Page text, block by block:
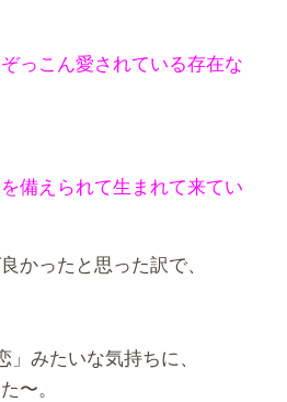
っこん愛されている存在な
備えられて生まれて来てい
かったと思った訳で、
みたいな気持ちに、
〜。